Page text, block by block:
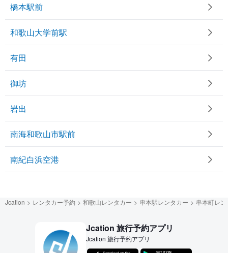
橋本駅前
和歌山大学前駅
有田
御坊
岩出
南海和歌山市駅前
南紀白浜空港
Jcation レンタカー予約 和歌山レンタカー 串本駅レンタカー 串本町レ
Jcation 旅行予約アプリ
Jcation 旅行予約アプリ